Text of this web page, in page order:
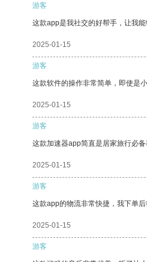
游客
这款app是我社交的好帮手，让我
2025-01-15
游客
这款软件的操作非常简单，即使是
2025-01-15
游客
这款加速器app简直是居家旅行必
2025-01-15
游客
这款app的物流非常快捷，我下单后
2025-01-15
游客